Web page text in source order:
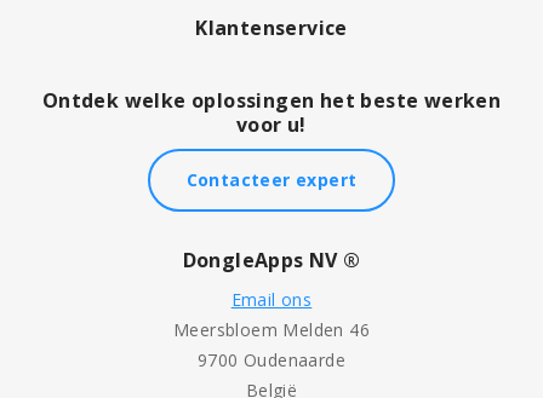
Klantenservice
Ontdek welke oplossingen het beste werken
voor u!
Contacteer expert
DongleApps NV ®
Email ons
Meersbloem Melden 46
9700 Oudenaarde
België